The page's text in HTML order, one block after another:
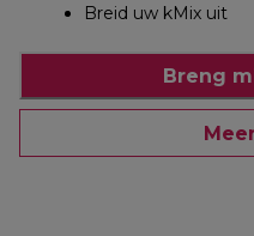
Breid uw kMix uit
Breng